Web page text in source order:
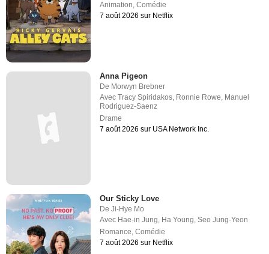
Animation,Comédie
7 août 2026 sur Netflix
Anna Pigeon
De Morwyn Brebner
AvecTracy Spiridakos, Ronnie Rowe, Manuel
Rodriguez-Saenz
Drame
7 août 2026 sur USA Network Inc.
Our Sticky Love
DeJi-Hye Mo
Avec Hae-in Jung Ha Young ,Seo Jung-Yeon
Romance ,Comédie
7 août 2026 sur Netflix